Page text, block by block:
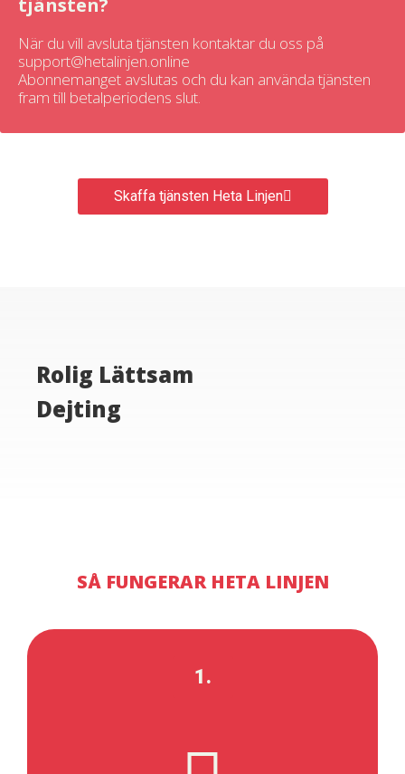
När du vill avsluta tjänsten kontaktar du oss på
support@hetalinjen.online
Abonnemanget avslutas och du kan använda tjänsten
fram till betalperiodens slut.
Skaffa tjänsten Heta Linjen
Rolig Lättsam
Dejting
SÅ FUNGERAR HETA LINJEN
1.